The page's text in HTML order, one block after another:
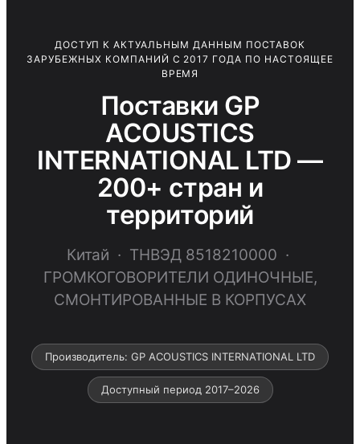
ДОСТУП К АКТУАЛЬНЫМ ДАННЫМ ПОСТАВОК
ЗАРУБЕЖНЫХ КОМПАНИЙ С 2017 ГОДА ПО НАСТОЯЩЕЕ
ВРЕМЯ
Поставки GP
ACOUSTICS
INTERNATIONAL LTD —
200+ стран и
территорий
Китай · ТНВЭД 8518210000 ·
ГРОМКОГОВОРИТЕЛИ ОДИНОЧНЫЕ,
СМОНТИРОВАННЫЕ В КОРПУСАХ
Производитель: GP ACOUSTICS INTERNATIONAL LTD
Доступный период 2017–2026